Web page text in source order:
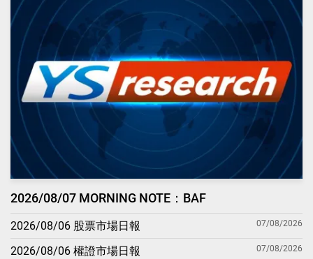
2026/08/07 MORNING NOTE：BAF
2026/08/06 股票市場日報 07/08/2026
2026/08/06 權證市場日報 07/08/2026